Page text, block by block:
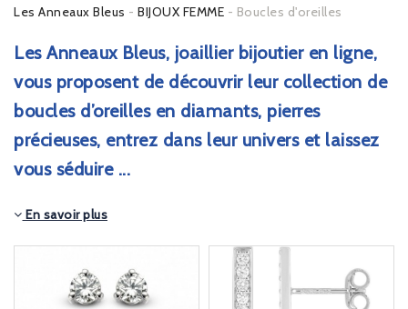
Les Anneaux Bleus BIJOUX FEMME Boucles d'oreilles
Les Anneaux Bleus, joaillier bijoutier en ligne,
vous proposent de découvrir leur collection de
boucles d’oreilles en diamants, pierres
précieuses, entrez dans leur univers et laissez
vous séduire ...
Choisissez des
, ... Scintillantes de mille feux,
les boucles d’oreilles soulignent et illuminent délicatement
le visage d’une femme. Boucles d’oreilles,
clou ou puce en
En savoir plus